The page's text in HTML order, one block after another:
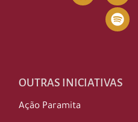
OUTRAS INICIATIVAS
Ação Paramita